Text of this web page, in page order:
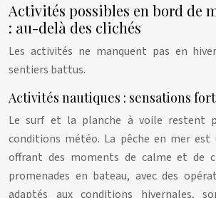
Activités possibles en bord de
: au-delà des clichés
Les activités ne manquent pas en
sentiers battus.
Activités nautiques : sensations
Le surf et la planche à voile restent
conditions météo. La pêche en mer est
offrant des moments de calme et de
promenades en bateau, avec des
adaptés aux conditions hivernales,